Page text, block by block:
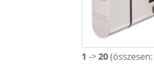
1 ->20(összesen: